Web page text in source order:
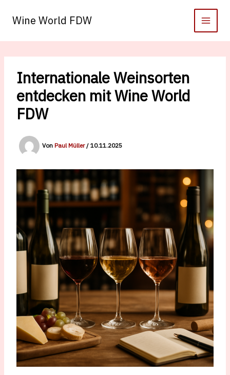
Inhalt
springenWine World FDW
Internationale Weinsorten
entdecken mit Wine World
FDW
Von Paul Müller/ 10.11.2025